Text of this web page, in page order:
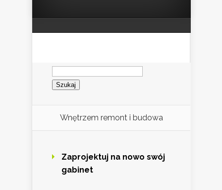
Szukaj:
Wnętrzem remont i budowa
Zaprojektuj na nowo swój
gabinet